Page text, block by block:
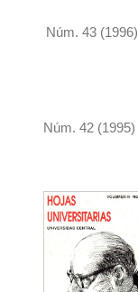
Núm. 43 (1996)
Núm. 42 (1995)